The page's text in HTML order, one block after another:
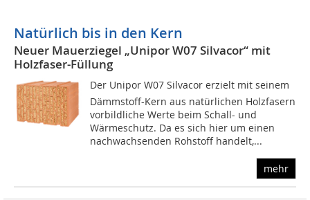
Natürlich bis in den Kern
Neuer Mauerziegel „Unipor W07 Silvacor“ mit
Holzfaser-Füllung
Der Unipor W07 Silvacor erzielt mit seinem
Dämmstoff-Kern aus natürlichen Holzfasern
vorbildliche Werte beim Schall- und
Wärmeschutz. Da es sich hier um einen
nachwachsenden Rohstoff handelt,...
mehr